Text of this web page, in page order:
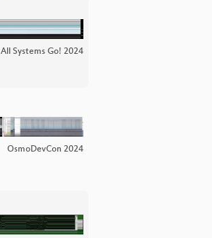
All Systems Go! 2024
OsmoDevCon 2024